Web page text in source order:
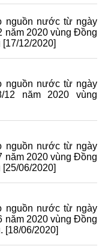
nguồn nước từ ngày
năm 2020 vùng Đồng
[17/12/2020]
nguồn nước từ ngày
12 năm 2020 vùng
nguồn nước từ ngày
năm 2020 vùng Đồng
[25/06/2020]
nguồn nước từ ngày
năm 2020 vùng Đồng
[18/06/2020]